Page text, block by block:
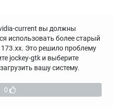
current вы должны
использовать более старый
Это решило проблему
jockey-gtk и выберите
вашу систему.
0